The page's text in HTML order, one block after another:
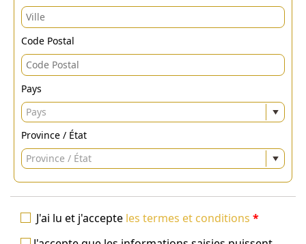
Code Postal
Pays
Pays
Province / État
Province / État
J'ai lu et j'accepte les termes et conditions *